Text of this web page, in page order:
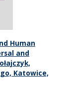
Human
and
Katowice,